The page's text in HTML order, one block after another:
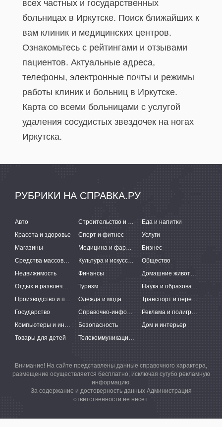
всех частных и государственных
больницах в Иркутске. Поиск ближайших к
вам клиник и медицинских центров.
Ознакомьтесь с рейтингами и отзывами
пациентов. Актуальные адреса,
телефоны, электронные почты и режимы
работы клиник и больниц в Иркутске.
Карта со всеми больницами с услугой
удаления сосудистых звездочек на ногах
Иркутска.
РУБРИКИ НА СПРАВКА.РУ
Авто Строительство и ремонт
Еда и напитки
Красота и здоровье
Спорт и фитнес
Услуги
Магазины
Медицина и фармацевтика
Бизнес
Средства массовой информации
Культура и искусство
Общество
Недвижимость
Финансы
Домашние животные
Отдых и развлечения
Туризм
Наука и образование
Производство и поставки
Одежда и мода
Транспорт и перевозки
Государство
Справочно-информационные системы
Реклама и полиграфия
Компьютеры и интернет
Безопасность
Дом и интерьер
Товары для детей
Телекоммуникации и связь
Внимание! На сайте представлены данные справочного характера,
размещение осуществляется бесплатно, исключая сугубо рекламную
информацию.
За содержание и достоверность данных Администрация
ответственности не несет.